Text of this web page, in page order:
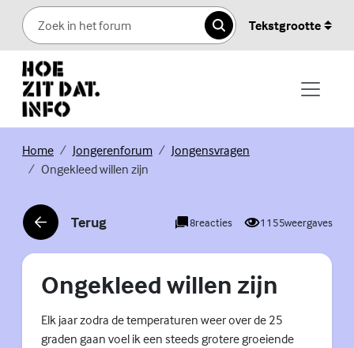
Skip to content
Zoeken
Tekstgrootte
Home(Externe link)
Jongerenforum(Externe link)
Jongensvragen
Ongekleed willen zijn
Terug
(Externe link) 8reacties 1155weergaves
Ongekleed willen zijn
Elk jaar zodra de temperaturen weer over de 25
graden gaan voel ik een steeds grotere groeiende